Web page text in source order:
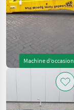
Machine d’occasion